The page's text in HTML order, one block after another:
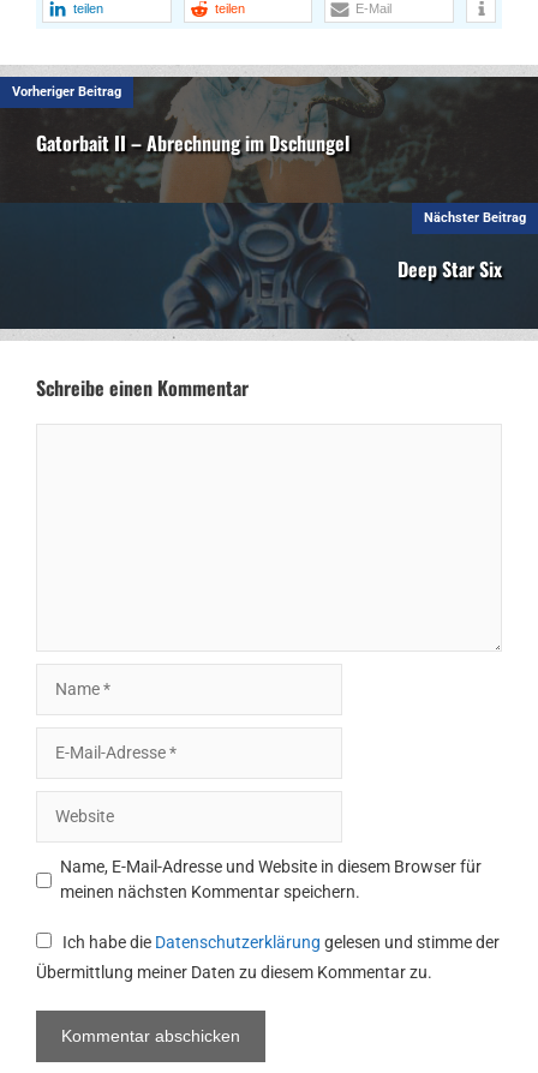
teilen teilen E-Mail
Vorheriger Beitrag
Gatorbait II – Abrechnung im Dschungel
Nächster Beitrag
Deep Star Six
Schreibe einen Kommentar
Mail-
Adresse
Name, E-Mail-Adresse und Website in diesem Browser für
meinen nächsten Kommentar speichern.
Ich habe die Datenschutzerklärung gelesen und stimme der
Übermittlung meiner Daten zu diesem Kommentar zu.